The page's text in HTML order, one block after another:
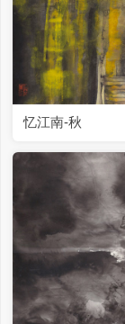
忆江南-秋